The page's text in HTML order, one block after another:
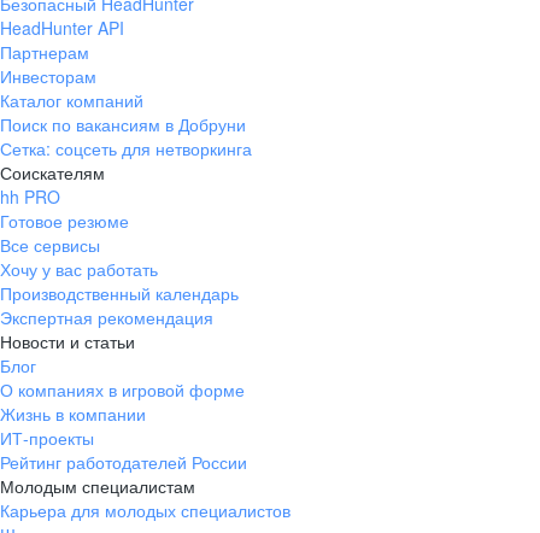
HeadHunter API
Партнерам
Инвесторам
Каталог компаний
Поиск по вакансиям в Добруни
Сетка: соцсеть для нетворкинга
Соискателям
hh PRO
Готовое резюме
Все сервисы
Хочу у вас работать
Производственный календарь
Экспертная рекомендация
Новости и статьи
Блог
О компаниях в игровой форме
Жизнь в компании
ИТ-проекты
Рейтинг работодателей России
Молодым специалистам
Карьера для молодых специалистов